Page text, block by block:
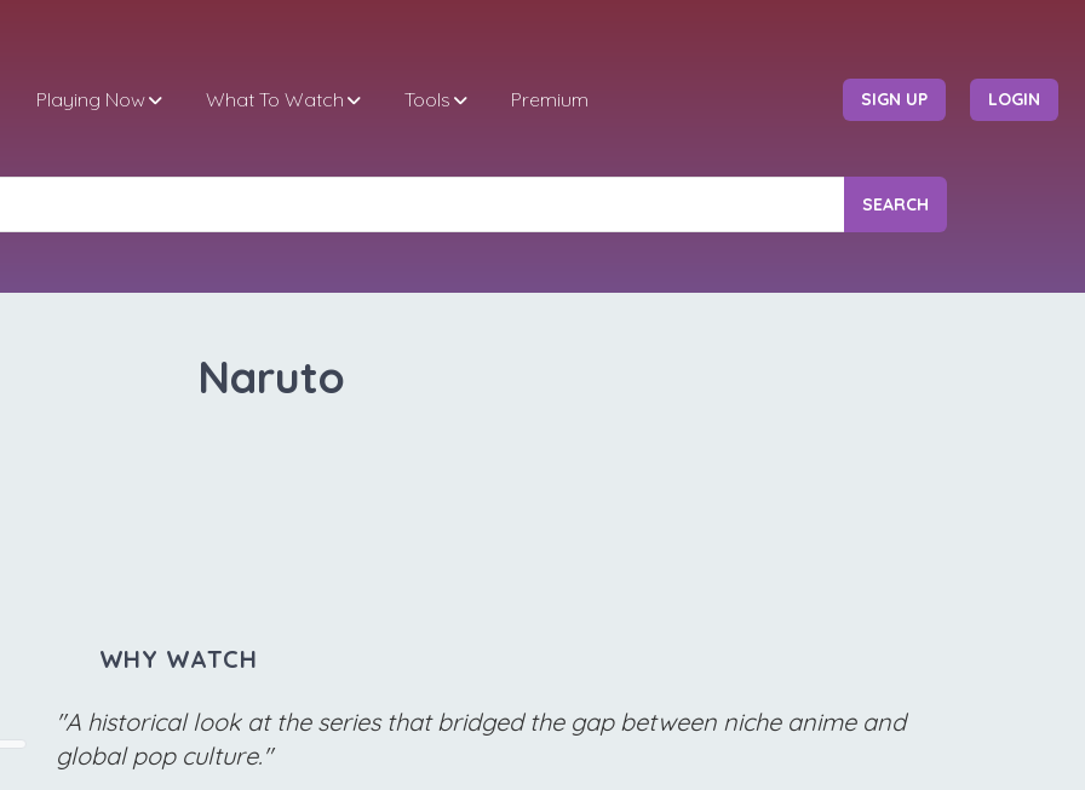
Playing Now What To Watch Tools Premium SIGN UP LOGIN
SEARCH
Naruto
WHY WATCH
"A historical look at the series that bridged the gap between niche anime and
global pop culture."